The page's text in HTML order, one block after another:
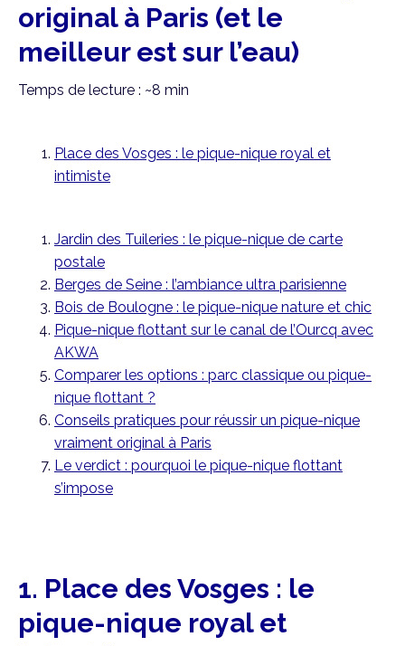
original à Paris (et le
meilleur est sur l’eau)
Temps de lecture : ~8 min
Place des Vosges : le pique-nique royal et
intimiste
Jardin des Tuileries : le pique-nique de carte
postale
Berges de Seine : l’ambiance ultra parisienne
Bois de Boulogne : le pique-nique nature et chic
Pique-nique flottant sur le canal de l’Ourcq avec
AKWA
Comparer les options : parc classique ou pique-
nique flottant ?
Conseils pratiques pour réussir un pique-nique
vraiment original à Paris
Le verdict : pourquoi le pique-nique flottant
s’impose
1. Place des Vosges : le
pique-nique royal et